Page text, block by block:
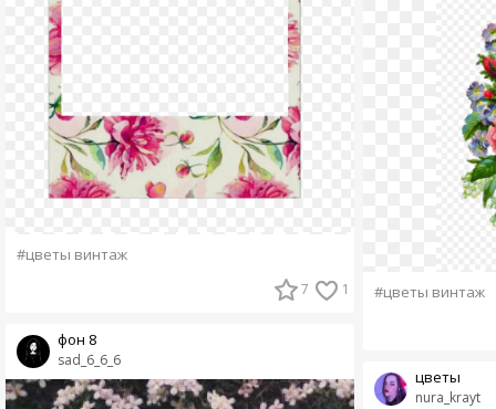
#цветы винтаж
7 1
sad_6_6_6
фон 8
#цветы винтаж
nura_krayt
цветы